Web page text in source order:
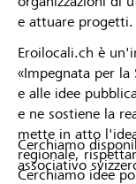
e attuare progetti.
Eroilocali.ch è
«Impegnata per la
e alle idee
e ne sostiene la
mette in atto
regionale,
Cerchiamo idee
Cerchiamo
associativo